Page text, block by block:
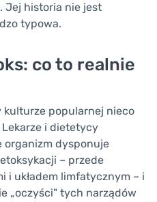
Jej historia nie jest
typowa.
co to realnie
kulturze popularnej nieco
i dietetycy
organizm dysponuje
– przede
i układem limfatycznym – i
„oczyści" tych narządów